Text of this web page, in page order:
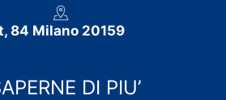
84 Milano 20159
DI PIU’